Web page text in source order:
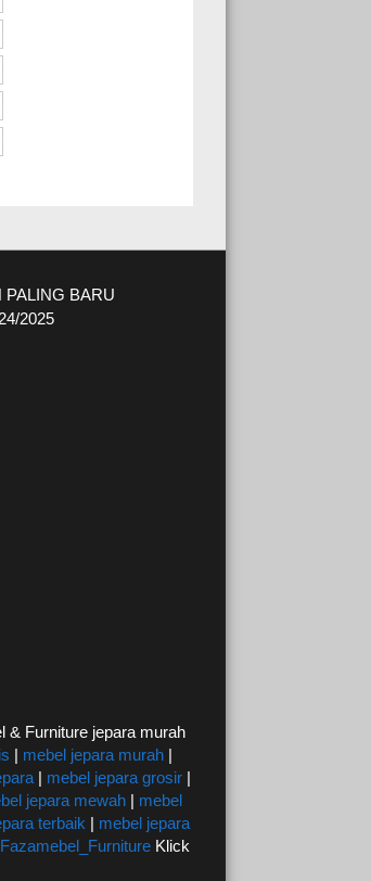
PALING BARU
2025
& Furniture jepara murah
| mebel jepara murah|
| mebel jepara grosir |
jepara mewah | mebel
terbaik | mebel jepara
Klick